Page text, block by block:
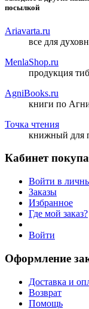
посылкой
Ariavarta.ru
все для
MenlaShop.ru
продукция
AgniBooks.ru
книги по
Точка чтения
книжный для
Кабинет
Войти в
Заказы
Избранное
Где мой заказ?
Войти
Оформление
Доставка и
Возврат
Помощь